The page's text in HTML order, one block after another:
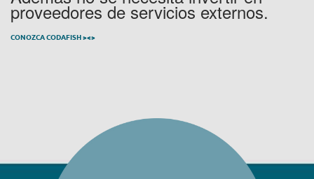
proveedores de servicios externos.
CONOZCA CODAFISH ><>